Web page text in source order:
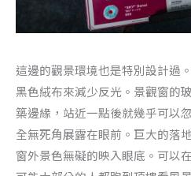
這邊的觀景環境也是特別設計過
黑色絨布來減少反光。景觀窗的
築邊緣，站近一點後就幾乎可以
全無死角展露在眼前。巨大的落
窗外景色無礙的映入眼底。可以